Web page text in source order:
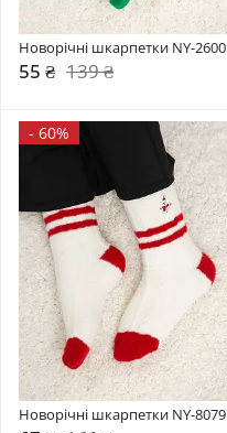
Новорічні шкарпетки NY-2600
55 ₴ 139 ₴
- 60%
Новорічні шкарпетки NY-8079